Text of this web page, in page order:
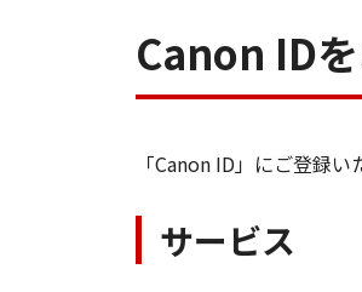
Canon ID
「Canon ID」にご登録
サービス